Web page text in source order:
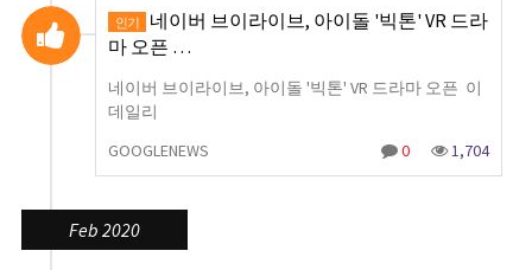
인기
네이버 브이라이브, 아이돌 '빅톤' VR 드라
마 오픈 …
네이버 브이라이브, 아이돌 '빅톤' VR 드라마 오픈 이
데일리
GOOGLENEWS
0 1,704
Feb 2020